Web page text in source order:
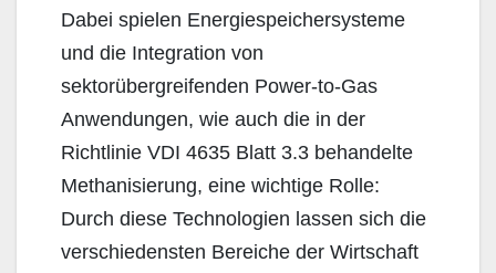
Dabei spielen Energiespeichersysteme
und die Integration von
sektorübergreifenden Power-to-Gas
Anwendungen, wie auch die in der
Richtlinie VDI 4635 Blatt 3.3 behandelte
Methanisierung, eine wichtige Rolle:
Durch diese Technologien lassen sich die
verschiedensten Bereiche der Wirtschaft